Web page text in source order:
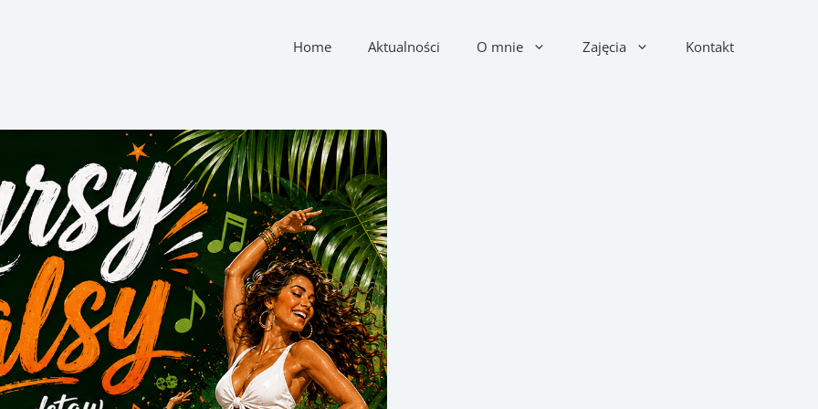
Home Aktualności O mnie Zajęcia Kontakt